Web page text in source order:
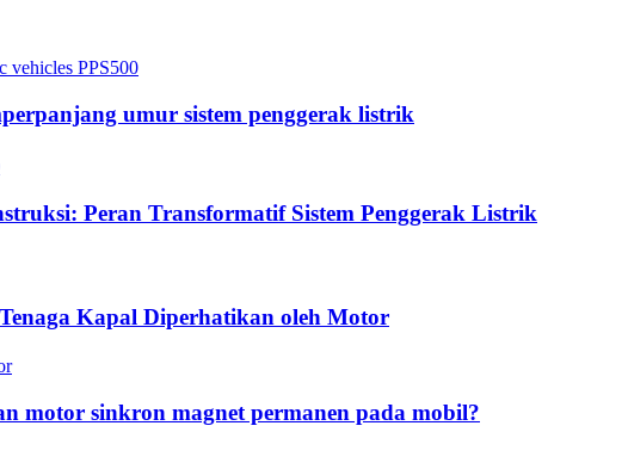
umur sistem penggerak listrik
Peran Transformatif Sistem Penggerak Listrik
Kapal Diperhatikan oleh Motor
motor sinkron magnet permanen pada mobil?